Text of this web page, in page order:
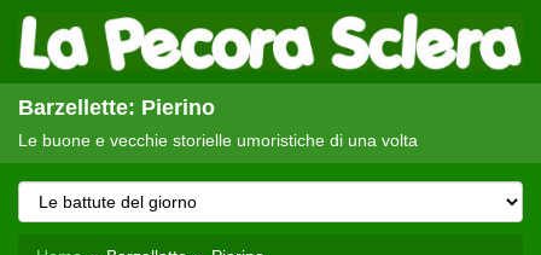
Barzellette: Pierino
Le buone e vecchie storielle umoristiche di una volta